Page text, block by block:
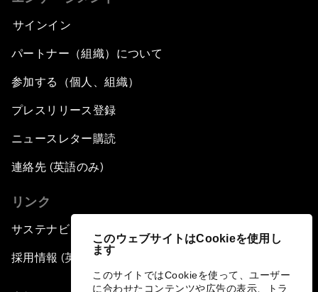
このウェブサイトはCookieを使用し
ます
このサイトではCookieを使って、ユーザー
に合わせたコンテンツや広告の表示、トラ
Managing a Global Garbage Crisis
Plastic Pollution: An End in Sight?
Close Encounters with Jane Goodall and Skye
Trillion-Dollar Vision
Strategic Outlook on South Asia
Future Frontiers of Technology Control
サインイン
パートナー（組織）について
参加する（個人、組織）
プレスリリース登録
ニュースレター購読
連絡先 (英語のみ)
リンク
サステナビリティへの取り組み
採用情報 (英語のみ)